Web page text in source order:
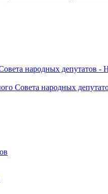
народных депутатов -
Совета народных